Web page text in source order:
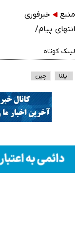
منبع
خبرفوری
انتهای پیام/
لینک کوتاه
ایلنا چین